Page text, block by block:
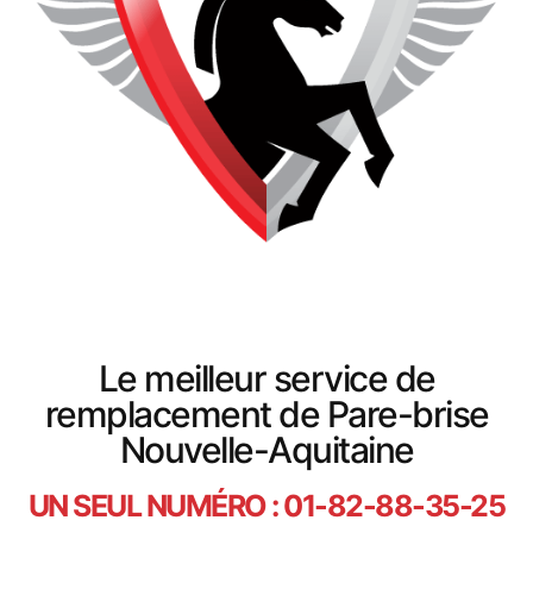
Le meilleur service de
remplacement de Pare-brise
Nouvelle-Aquitaine
UN SEUL NUMÉRO : 01-82-88-35-25